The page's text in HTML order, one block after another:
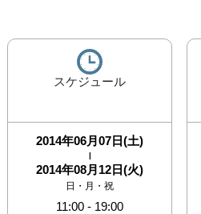
スケジュール
2014年06月07日(土)
|
2014年08月12日(火)
日・月・祝
11:00 - 19:00